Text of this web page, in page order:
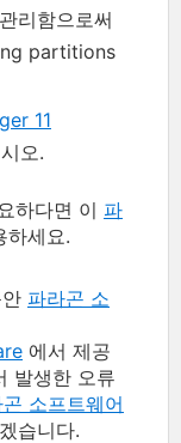
리함으로써
partitions
11
오.
하다면 이 파
하세요.
파라곤 소
에서 제공
발생한 오류
소프트웨어
습니다.